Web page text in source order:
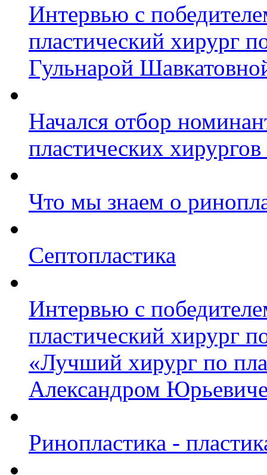
Интервью с
пластический хирург
Гульнарой
Начался отбор
пластических
Что мы знаем о
Септопластика
Интервью с
пластический хирург
«Лучший хирург по
Александром
Ринопластика -